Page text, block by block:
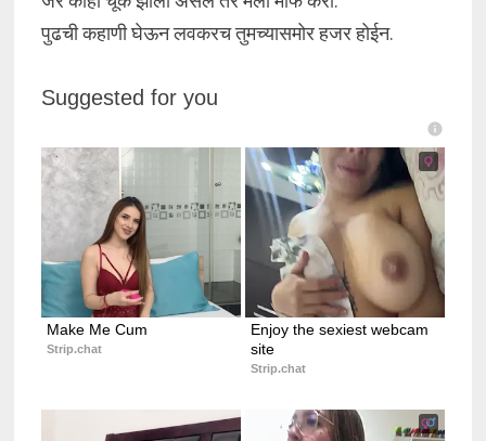
पुढची कहाणी घेऊन लवकरच तुमच्यासमोर हजर होईन.
Suggested for you
Make Me Cum
Strip.chat
Enjoy the sexiest webcam
site
Strip.chat